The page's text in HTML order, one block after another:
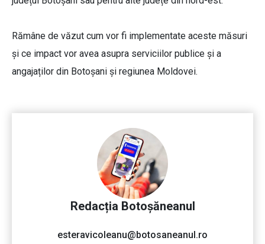
Rămâne de văzut cum vor fi implementate aceste măsuri
și ce impact vor avea asupra serviciilor publice și a
angajaților din Botoșani și regiunea Moldovei.
Redacția Botoșăneanul
esteravicoleanu@botosaneanul.ro